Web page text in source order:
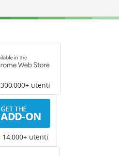
300,000+ utenti
14,000+ utenti